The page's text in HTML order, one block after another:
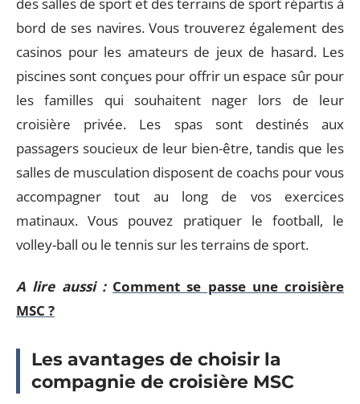
bord de ses navires. Vous trouverez également des
casinos pour les amateurs de jeux de hasard. Les
piscines sont conçues pour offrir un espace sûr pour
les familles qui souhaitent nager lors de leur
croisière privée. Les spas sont destinés aux
passagers soucieux de leur bien-être, tandis que les
salles de musculation disposent de coachs pour vous
accompagner tout au long de vos exercices
matinaux. Vous pouvez pratiquer le football, le
volley-ball ou le tennis sur les terrains de sport.
A lire aussi : Comment se passe une croisière
MSC ?
Les avantages de choisir la
compagnie de croisière MSC